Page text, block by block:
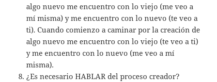
algo nuevo me encuentro con lo viejo (me veo a
mí misma) y me encuentro con lo nuevo (te veo a
ti). Cuando comienzo a caminar por la creación de
algo nuevo me encuentro con lo viejo (te veo a ti)
y me encuentro con lo nuevo (me veo a mí
misma).
¿Es necesario HABLAR del proceso creador?